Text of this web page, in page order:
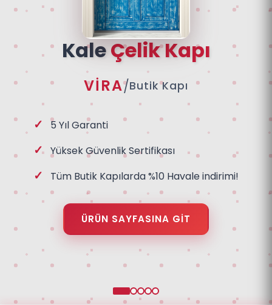
KaleÇelik Kapı
VİRA/Butik Kapı
5 Yıl Garanti
Yüksek Güvenlik Sertifikası
Tüm Butik Kapılarda %10 Havale indirimi!
ÜRÜN SAYFASINA GIT